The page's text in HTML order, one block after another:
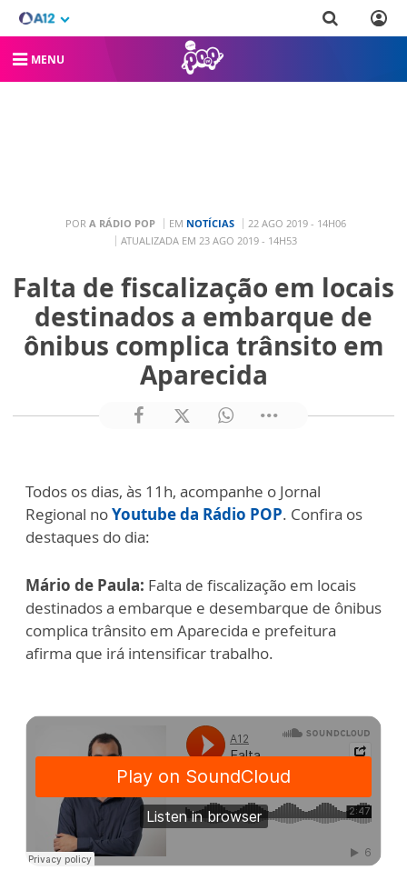
MENU
POR A RÁDIO POP EM NOTÍCIAS
22 AGO 2019 - 14H06
ATUALIZADA EM 23 AGO 2019 - 14H53
Falta de fiscalização em locais
destinados a embarque de
ônibus complica trânsito em
Aparecida
Todos os dias, às 11h, acompanhe o Jornal
Regional noYoutube da Rádio POP. Confira os
destaques do dia:
Mário de Paula: Falta de fiscalização em locais
destinados a embarque e desembarque de ônibus
complica trânsito em Aparecida e prefeitura
afirma que irá intensificar trabalho.